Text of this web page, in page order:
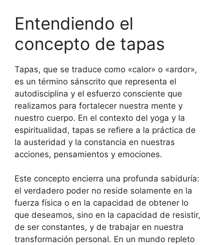
Entendiendo el
concepto de tapas
Tapas, que se traduce como «calor» o «ardor»,
es un término sánscrito que representa el
autodisciplina y el esfuerzo consciente que
realizamos para fortalecer nuestra mente y
nuestro cuerpo. En el contexto del yoga y la
espiritualidad, tapas se refiere a la práctica de
la austeridad y la constancia en nuestras
acciones, pensamientos y emociones.
Este concepto encierra una profunda sabiduría:
el verdadero poder no reside solamente en la
fuerza física o en la capacidad de obtener lo
que deseamos, sino en la capacidad de resistir,
de ser constantes, y de trabajar en nuestra
transformación personal. En un mundo repleto